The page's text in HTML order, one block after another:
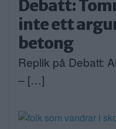
Debatt:
inte ett
betong
Replik på Debatt:
– […]